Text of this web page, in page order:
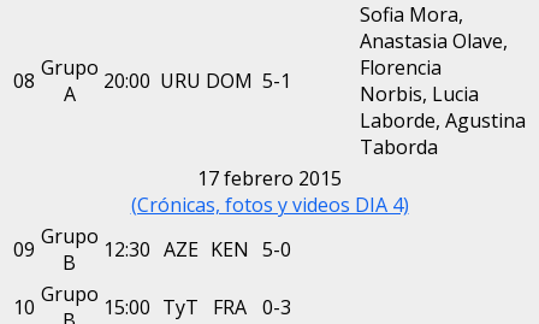
08 Grupo
A
20:00 URU DOM 5-1
Sofia Mora,
Anastasia Olave,
Florencia
Norbis, Lucia
Laborde, Agustina
Taborda
17 febrero 2015
(Crónicas, fotos y videos DIA 4)
09 Grupo
B
12:30 AZE KEN 5-0
10 Grupo 15:00 TyT FRA 0-3